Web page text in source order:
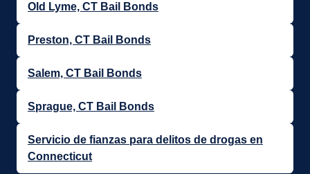
Old Lyme, CT Bail Bonds
Preston, CT Bail Bonds
Salem, CT Bail Bonds
Sprague, CT Bail Bonds
Servicio de fianzas para delitos de drogas en
Connecticut